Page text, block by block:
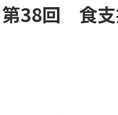
第38回 食支